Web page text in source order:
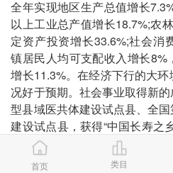
全年实现地区生产总值增长
以上工业总产值增长18.7%;农
定资产投资增长33.6%;社会消
镇居民人均可支配收入增长8%
增长11.3%。在经济下行的大
况好于预期。社会事业取得新
型县域医共体建设试点县、全
建设试点县，获得“中国长寿之
馆被中宣部命名为“全国爱国主
获“全国质量标杆”称号，廉州
首页 类目